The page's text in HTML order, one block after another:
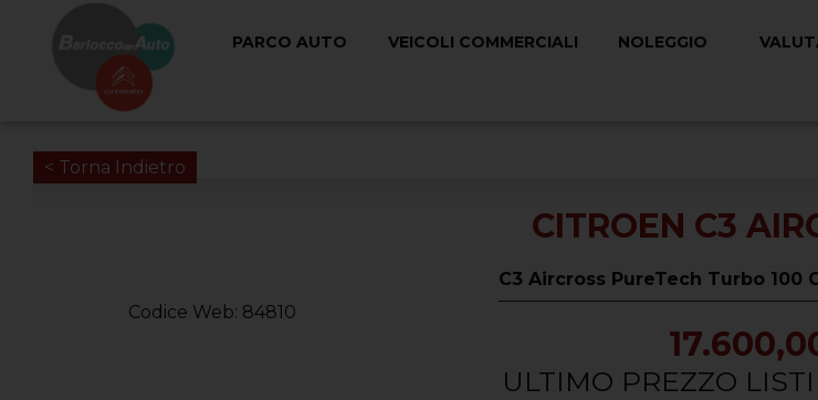
PARCO AUTO VEICOLI COMMERCIALI NOLEGGIO
< Torna Indietro
Codice Web: 84810
CITROEN C3
C3 Aircross PureTech Turbo 100
ULTIMO PREZZO